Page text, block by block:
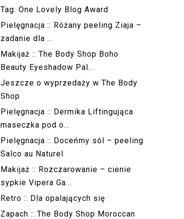
Tag: One Lovely Blog Award
Pielęgnacja :: Różany peeling Ziaja –
zadanie dla ...
Makijaż :: The Body Shop Boho
Beauty Eyeshadow Pal...
Jeszcze o wyprzedaży w The Body
Shop
Pielęgnacja :: Dermika Liftingująca
maseczka pod o...
Pielęgnacja :: Doceńmy sól – peeling
Salco au Naturel
Makijaż :: Rozczarowanie – cienie
sypkie Vipera Ga...
Retro :: Dla opalających się
Zapach :: The Body Shop Moroccan